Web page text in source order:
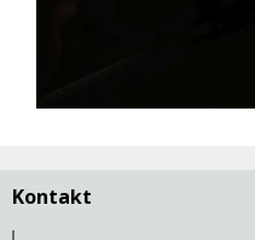
Kontakt